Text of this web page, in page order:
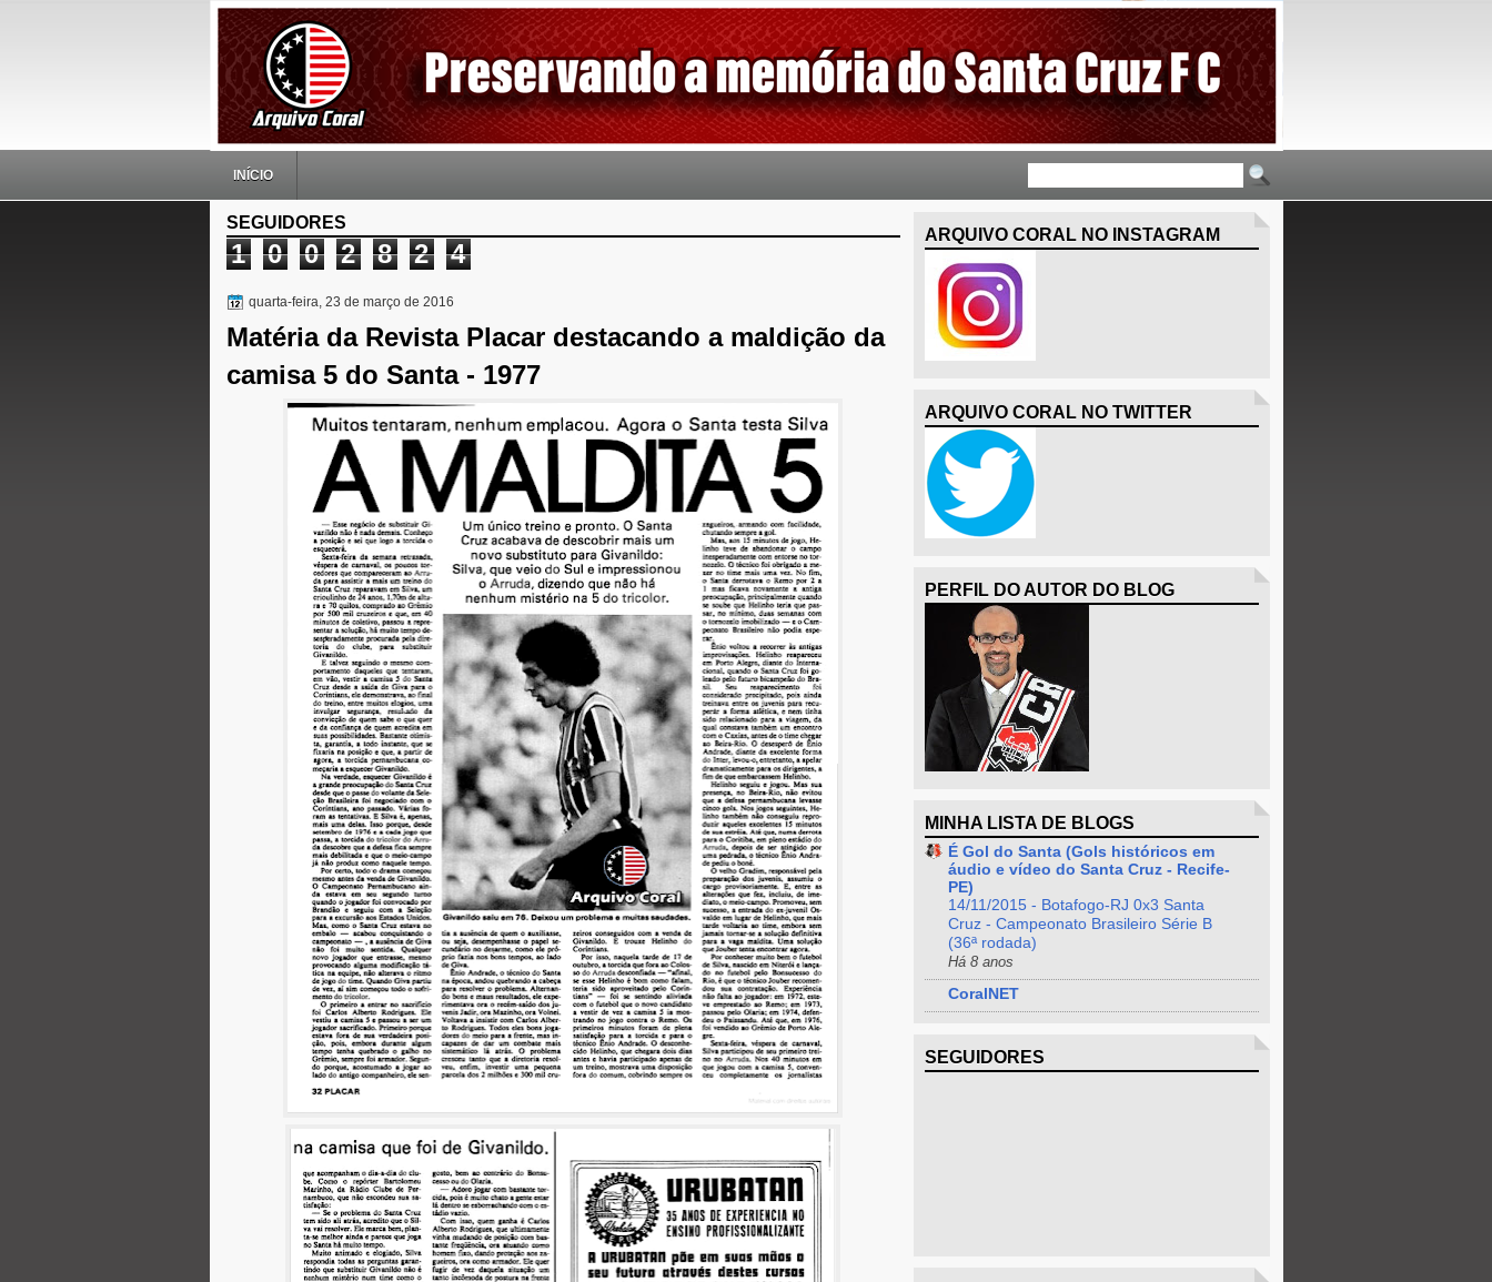
INÍCIO
SEGUIDORES
1 0 0 2 8 2 4
quarta-feira, 23 de março de 2016
Matéria da Revista Placar destacando a maldição da
camisa 5 do Santa - 1977
ARQUIVO CORAL NO INSTAGRAM
ARQUIVO CORAL NO TWITTER
PERFIL DO AUTOR DO BLOG
MINHA LISTA DE BLOGS
É Gol do Santa (Gols históricos em
áudio e vídeo do Santa Cruz - Recife-
PE)
14/11/2015 - Botafogo-RJ 0x3 Santa
Cruz - Campeonato Brasileiro Série B
(36ª rodada)
Há 8 anos
CoralNET
SEGUIDORES